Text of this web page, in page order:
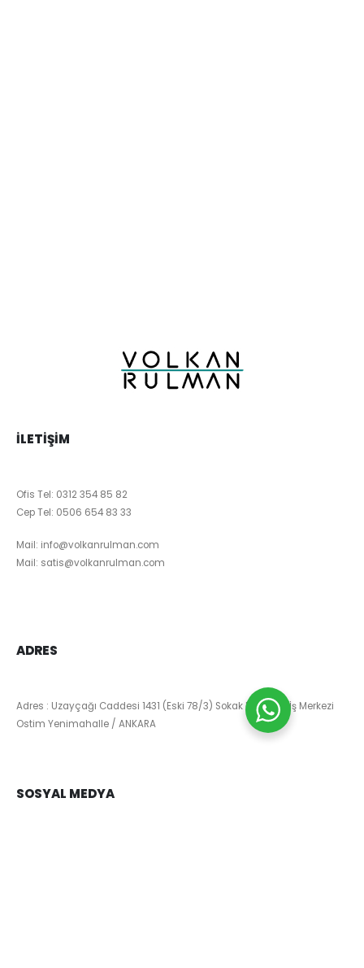
İLETIŞIM
Ofis Tel: 0312 354 85 82
Cep Tel: 0506 654 83 33
Mail: info@volkanrulman.com
Mail: satis@volkanrulman.com
ADRES
Adres : Uzayçağı Caddesi 1431 (Eski 78/3) Sokak No : 4Ata İş Merkezi
Ostim Yenimahalle / ANKARA
SOSYAL MEDYA